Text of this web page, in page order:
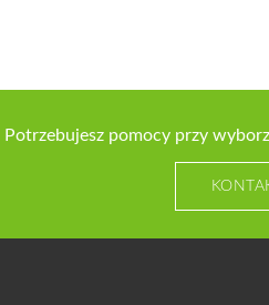
Potrzebujesz pomocy przy